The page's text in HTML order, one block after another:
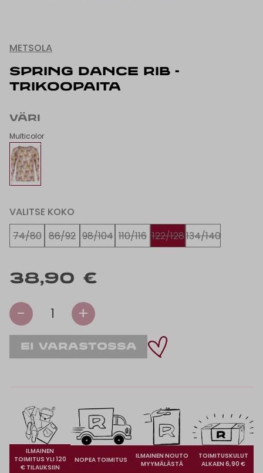
METSOLA
SPRING DANCE RIB -
TRIKOOPAITA
VÄRI
Multicolor
VALITSE KOKO
74/80 86/92 98/104 110/116 122/128134/140
38,90 €
- 1 +
ILMAINEN
TOIMITUS YLI 120
€ TILAUKSIIN
NOPEA TOIMITUS
ILMAINEN NOUTO
MYYMÄLÄSTÄ
TOIMITUSKULUT
ALKAEN 6,90 €